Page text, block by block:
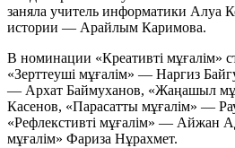
заняла учитель информатики Алуа
истории — Арайлым Каримова.
В номинации «Креативті мұғалім»
«Зерттеуші мұғалім» — Наргиз
— Архат Баймуханов, «Жаңашыл
Касенов, «Парасатты мұғалім» —
«Рефлекстивті мұғалім» — Айжан
мұғалім» Фариза Нұрахмет.